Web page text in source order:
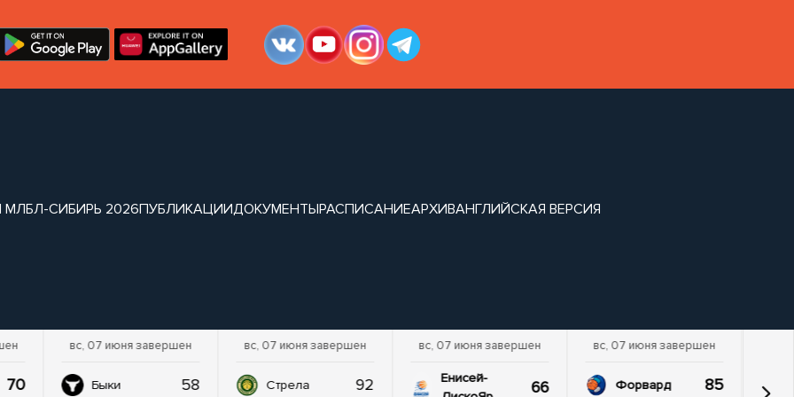
СИБИРЬ 2026ПУБЛИКАЦИИДОКУМЕНТЫРАСПИСАНИЕАРХИВАНГЛИЙСКАЯ ВЕРСИЯ
70
вс, 07 июня завершен
Быки 58
вс, 07 июня завершен
Стрела 92
вс, 07 июня завершен
Енисей-
66
вс, 07 июня завершен
Форвард 85